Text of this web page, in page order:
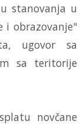
stanovanja u
i obrazovanje"
ugovor sa
sa teritorije
novčane